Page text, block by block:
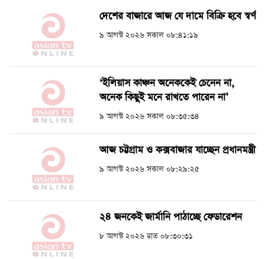
দেশের বাজারে আজ যে দামে বিক্রি হবে স্বর্ণ
৯ আগস্ট ২০২৬ সকাল ০৮:৪১:১৯
‘ইলিয়াস কাঞ্চন অনেককেই চেনেন না,
অনেক কিছুই মনে রাখতে পারেন না’
৯ আগস্ট ২০২৬ সকাল ০৮:৩৫:৩৪
আজ চট্টগ্রাম ও কক্সবাজার যাচ্ছেন প্রধানমন্ত্রী
৯ আগস্ট ২০২৬ সকাল ০৮:২৯:২৫
২৪ জনকেই জার্মানি পাঠাচ্ছে ফেডারেশন
৮ আগস্ট ২০২৬ রাত ০৮:৩০:৩১